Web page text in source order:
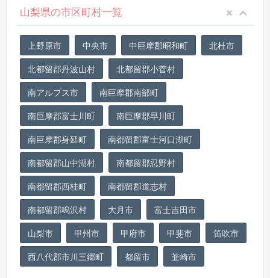
山梨県の市区町村一覧
上野原市 中央市 中巨摩郡昭和町
北杜市
北都留郡丹波山村
北都留郡小菅村
南アルプス市
南巨摩郡南部町
南巨摩郡富士川町
南巨摩郡早川町
南巨摩郡身延町
南都留郡富士河口湖町
南都留郡山中湖村
南都留郡忍野村
南都留郡西桂町
南都留郡道志村
南都留郡鳴沢村
大月市
富士吉田市
山梨市
甲州市 甲府市 甲斐市
笛吹市
西八代郡市川三郷町
都留市 韮崎市